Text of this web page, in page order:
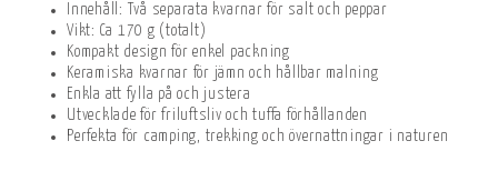
Innehåll: Två separata kvarnar för salt och peppar
Vikt: Ca 170 g (totalt)
Kompakt design för enkel packning
Keramiska kvarnar för jämn och hållbar malning
Enkla att fylla på och justera
Utvecklade för friluftsliv och tuffa förhållanden
Perfekta för camping, trekking och övernattningar i naturen